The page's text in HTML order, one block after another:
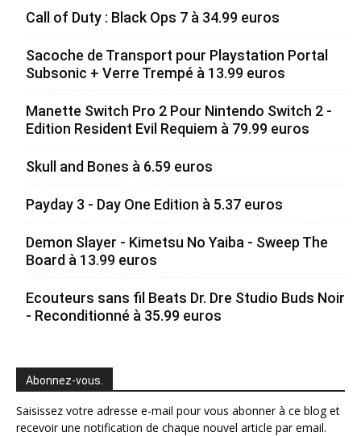
Call of Duty : Black Ops 7 à 34.99 euros
Sacoche de Transport pour Playstation Portal
Subsonic + Verre Trempé à 13.99 euros
Manette Switch Pro 2 Pour Nintendo Switch 2 -
Edition Resident Evil Requiem à 79.99 euros
Skull and Bones à 6.59 euros
Payday 3 - Day One Edition à 5.37 euros
Demon Slayer - Kimetsu No Yaiba - Sweep The
Board à 13.99 euros
Ecouteurs sans fil Beats Dr. Dre Studio Buds Noir
- Reconditionné à 35.99 euros
Abonnez-vous.
Saisissez votre adresse e-mail pour vous abonner à ce blog et
recevoir une notification de chaque nouvel article par email.